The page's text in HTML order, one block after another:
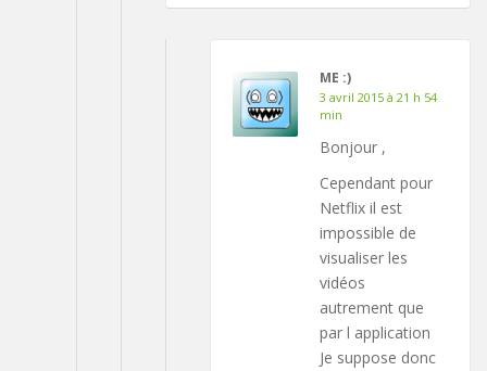
ME :)
3 avril 2015 à 21 h 54
min
Bonjour ,
Cependant pour
Netflix il est
impossible de
visualiser les
vidéos
autrement que
par l application
Je suppose donc